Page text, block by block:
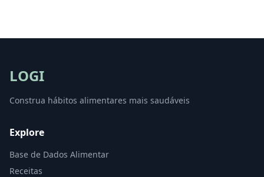
LOGI
Construa hábitos alimentares mais saudáveis
Explore
Base de Dados Alimentar
Receitas